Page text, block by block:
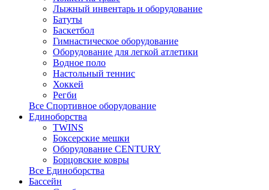
Лыжный инвентарь и оборудование
Батуты
Баскетбол
Гимнастическое оборудование
Оборудование для легкой атлетики
Водное поло
Настольный теннис
Хоккей
Регби
Все Спортивное оборудование
Единоборства
TWINS
Боксерские мешки
Оборудование CENTURY
Борцовские ковры
Все Единоборства
Бассейн